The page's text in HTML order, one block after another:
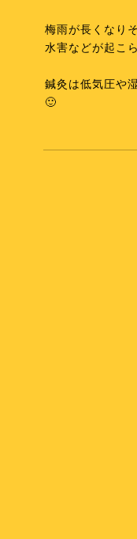
梅雨が長くなり
水害などが起こ
鍼灸は低気圧や
🙂